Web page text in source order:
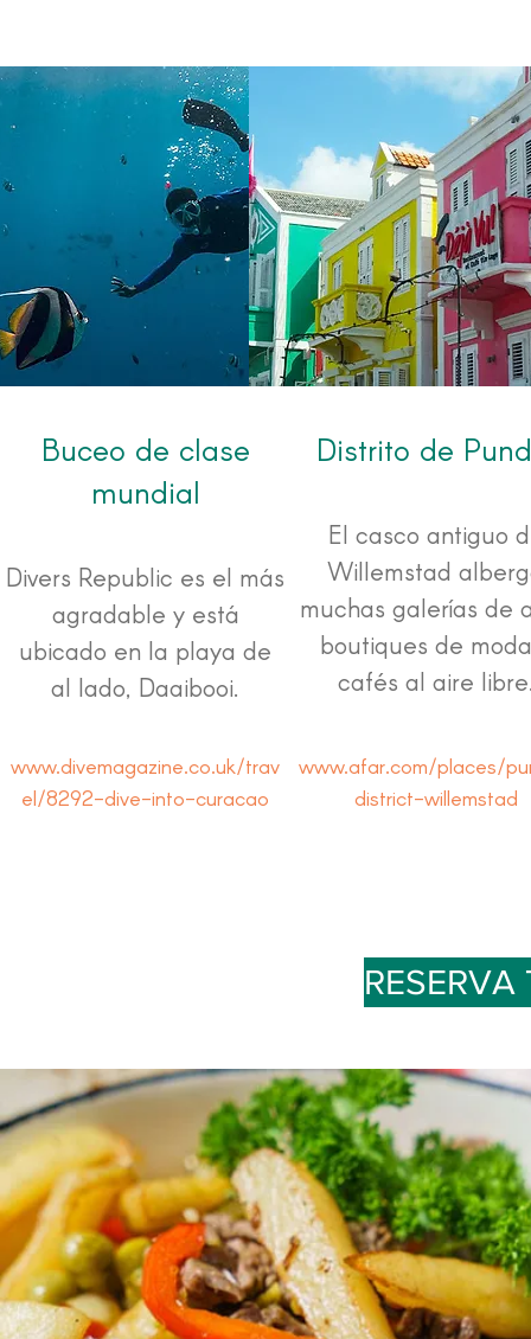
Buceo de clase
mundial
Divers Republic es el más
agradable y está
ubicado en la playa de
al lado, Daaibooi.
www.divemagazine.co.uk/trav
el/8292-dive-into-curacao
Distrito de
El casco antiguo
Willemstad
muchas galerías de
boutiques de
cafés al aire
www.afar.com/places/
district-willemstad